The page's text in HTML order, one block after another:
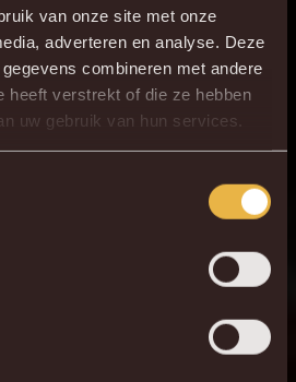
van onze site met onze
adverteren en analyse. Deze
combineren met andere
heeft verstrekt of die ze hebben
uw gebruik van hun services.